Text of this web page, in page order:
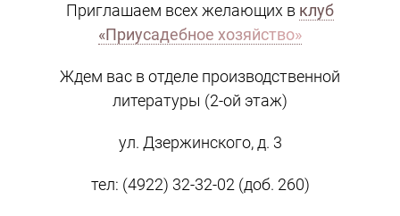
Приглашаем всех желающих в клуб
«Приусадебное хозяйство»
Ждем вас в отделе производственной
литературы (2-ой этаж)
ул. Дзержинского, д. 3
тел: (4922) 32-32-02 (доб. 260)